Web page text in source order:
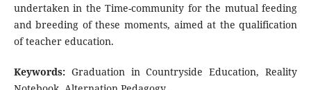
undertaken in the Time-community for the mutual feeding
and breeding of these moments, aimed at the qualification
of teacher education.
Keywords:Graduation in Countryside Education, Reality